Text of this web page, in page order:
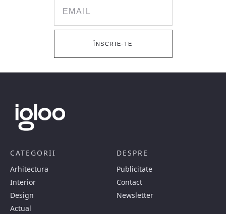
ÎNSCRIE-TE
CATEGORII
Arhitectura
Interior
Design
Actual
DESPRE
Publicitate
Contact
Newsletter